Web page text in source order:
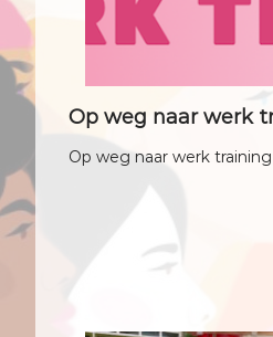
Op weg naar werk
Op weg naar werk training